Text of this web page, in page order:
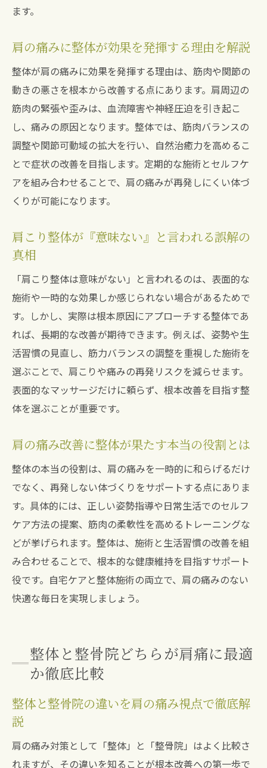
肩こり整体で得られる長期的な健康効果
整体で肩の痛みは本当に取れるのか実体験に学
ぶ
整体で肩の痛みが改善した体験談を紹介
整体で痛みが取れた人の共通点とコツ
整体に通っても肩の痛みが残る場合の対処
法
肩こり整体の実体験から得たセルフケアの
ヒント
整体を活用した肩こり克服のリアルな声
整体とマッサージ肩こりケアの決定的な差
肩こりに整体とマッサージどちらが向いて
いるか
整体とマッサージの施術内容と効果の違い
整体で肩の痛みが取れる人、マッサージが
合う人
一端
肩こり対策に整体を選ぶべきシチュエーシ
ョン
保険適用や費用面から考える肩痛ケア方法
保険適用の有無で整体と整骨院を選ぶポイ
ント
肩の痛みに整体を選ぶ際の費用と通院目安
整体と整骨院の費用比較から見る賢い選択
整体と整骨院を費用・効果で検討する方法
再発防止に役立つ整体後のセルフケアポイント
日常生活で実践できる肩こり予防ストレッ
整体後の効果を長持ちさせるポイントを解
ます。
肩の痛みに整体が効果を発揮する理由を解説
整体が肩の痛みに効果を発揮する理由は、筋肉や関節の
動きの悪さを根本から改善する点にあります。肩周辺の
筋肉の緊張や歪みは、血流障害や神経圧迫を引き起こ
し、痛みの原因となります。整体では、筋肉バランスの
調整や関節可動域の拡大を行い、自然治癒力を高めるこ
とで症状の改善を目指します。定期的な施術とセルフケ
アを組み合わせることで、肩の痛みが再発しにくい体づ
くりが可能になります。
肩こり整体が『意味ない』と言われる誤解の
真相
「肩こり整体は意味がない」と言われるのは、表面的な
施術や一時的な効果しか感じられない場合があるためで
す。しかし、実際は根本原因にアプローチする整体であ
れば、長期的な改善が期待できます。例えば、姿勢や生
活習慣の見直し、筋力バランスの調整を重視した施術を
選ぶことで、肩こりや痛みの再発リスクを減らせます。
表面的なマッサージだけに頼らず、根本改善を目指す整
体を選ぶことが重要です。
肩の痛み改善に整体が果たす本当の役割とは
整体の本当の役割は、肩の痛みを一時的に和らげるだけ
でなく、再発しない体づくりをサポートする点にありま
す。具体的には、正しい姿勢指導や日常生活でのセルフ
ケア方法の提案、筋肉の柔軟性を高めるトレーニングな
どが挙げられます。整体は、施術と生活習慣の改善を組
み合わせることで、根本的な健康維持を目指すサポート
役です。自宅ケアと整体施術の両立で、肩の痛みのない
快適な毎日を実現しましょう。
整体と整骨院どちらが肩痛に最適
か徹底比較
整体と整骨院の違いを肩の痛み視点で徹底解
説
肩の痛み対策として「整体」と「整骨院」はよく比較さ
れますが、その違いを知ることが根本改善への第一歩で